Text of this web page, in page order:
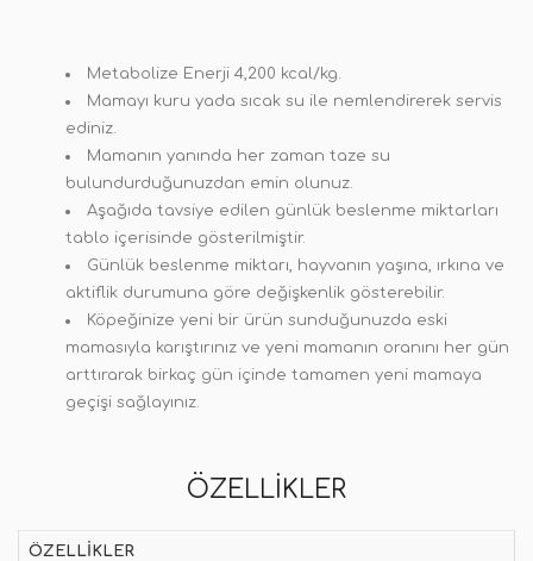
Metabolize Enerji 4,200 kcal/kg.
Mamayı kuru yada sıcak su ile nemlendirerek servis
ediniz.
Mamanın yanında her zaman taze su
bulundurduğunuzdan emin olunuz.
Aşağıda tavsiye edilen günlük beslenme miktarları
tablo içerisinde gösterilmiştir.
Günlük beslenme miktarı, hayvanın yaşına, ırkına ve
aktiflik durumuna göre değişkenlik gösterebilir.
Köpeğinize yeni bir ürün sunduğunuzda eski
mamasıyla karıştırınız ve yeni mamanın oranını her gün
arttırarak birkaç gün içinde tamamen yeni mamaya
geçişi sağlayınız.
ÖZELLIKLER
ÖZELLIKLER